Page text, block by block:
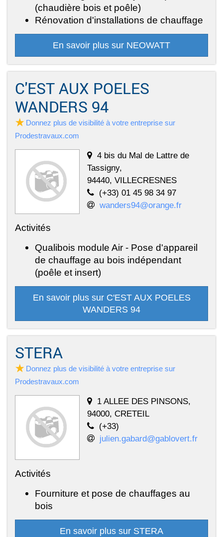
(chaudière bois et poêle)
Rénovation d'installations de chauffage
En savoir plus sur NEOWATT
C'EST AUX POELES
WANDERS 94
Donnez plus de visibilité à votre entreprise sur
Prodestravaux.com
4 bis du Mal de Lattre de
Tassigny,
94440, VILLECRESNES
(+33) 01 45 98 34 97
wanders94@orange.fr
Activités
Qualibois module Air - Pose d'appareil
de chauffage au bois indépendant
(poêle et insert)
En savoir plus sur C'EST AUX POELES
WANDERS 94
STERA
Donnez plus de visibilité à votre entreprise sur
Prodestravaux.com
1 ALLEE DES PINSONS,
94000, CRETEIL
(+33)
julien.gabard@gablovert.fr
Activités
Fourniture et pose de chauffages au
bois
En savoir plus sur STERA